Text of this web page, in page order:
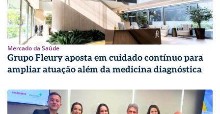
Mercado da Saúde
Grupo Fleury aposta em cuidado contínuo para
ampliar atuação além da medicina diagnóstica